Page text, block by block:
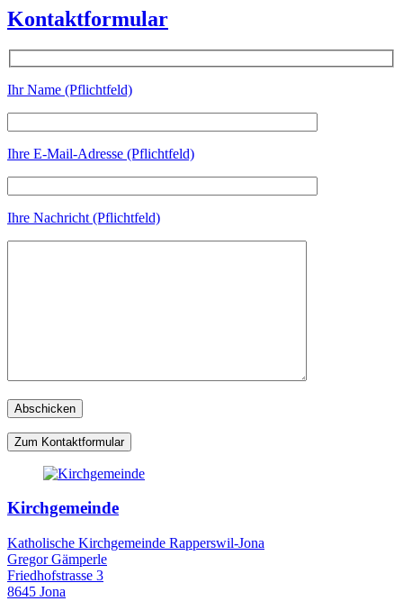
Kontaktformular
Ihr Name (Pflichtfeld)
Ihre E-Mail-Adresse (Pflichtfeld)
Ihre Nachricht (Pflichtfeld)
Zum Kontaktformular
Kirchgemeinde
Katholische Kirchgemeinde Rapperswil-Jona
Gregor Gämperle
Friedhofstrasse 3
8645 Jona